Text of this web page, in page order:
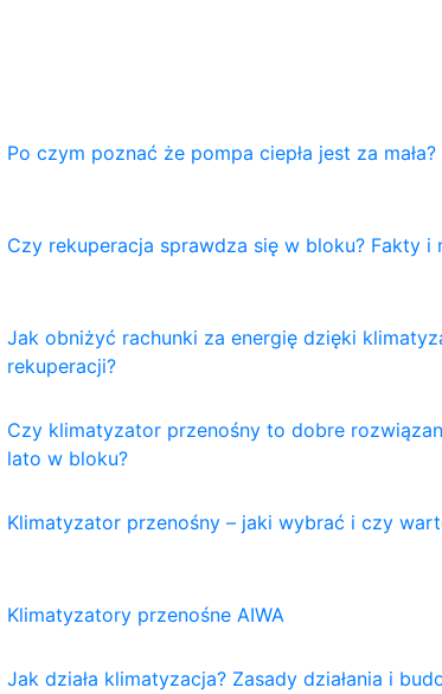
Po czym poznać że pompa ciepła jest za mała?
Czy rekuperacja sprawdza się w bloku? Fakty i
Jak obniżyć rachunki za energię dzięki
rekuperacji?
Czy klimatyzator przenośny to dobre
lato w bloku?
Klimatyzator przenośny – jaki wybrać i czy
Klimatyzatory przenośne AIWA
Jak działa klimatyzacja? Zasady działania i